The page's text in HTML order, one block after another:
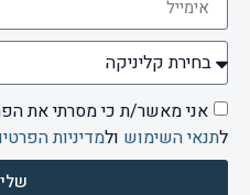
אני מאשר/ת כי מסרתי את
לתנאי השימוש ולמדיניות